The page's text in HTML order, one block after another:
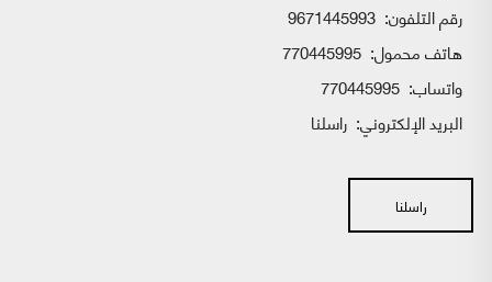
رقم التلفون: 9671445993
هاتف محمول: 770445995
واتساب:
البريد الإلكتروني: راسلنا
راسلنا